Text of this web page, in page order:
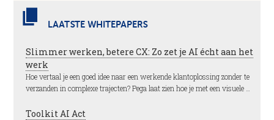
LAATSTE WHITEPAPERS
Slimmer werken, betere CX: Zo zet je AI écht aan het
werk
Hoe vertaal je een goed idee naar een werkende klantoplossing zonder te
verzanden in complexe trajecten? Pega laat zien hoe je met een visuele …
Toolkit AI Act